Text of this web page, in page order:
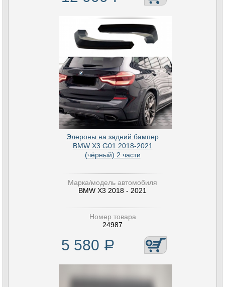
Элероны на задний бампер
BMW X3 G01 2018-2021
(чёрный) 2 части
Марка/модель автомобиля
BMW X3 2018 - 2021
Номер товара
24987
5 580 Р